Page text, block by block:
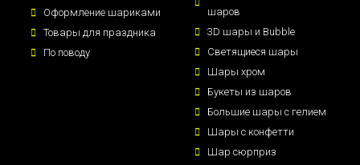
Оформление шариками
Товары для праздника
По поводу
шаров
3D шары и Bubble
Светящиеся шары
Шары хром
Букеты из шаров
Большие шары с гелием
Шары с конфетти
Шар сюрприз